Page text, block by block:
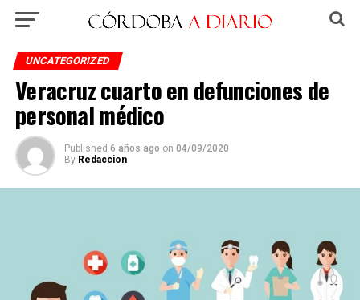
UNCATEGORIZED
Veracruz cuarto en defunciones de
personal médico
Published 6 años ago on 04/09/2020
By Redaccion